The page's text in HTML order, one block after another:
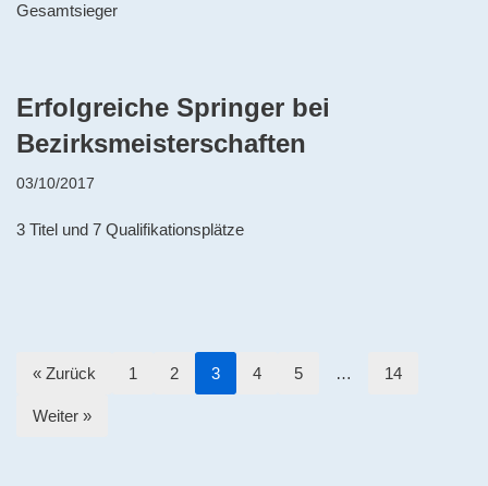
Gesamtsieger
Erfolgreiche Springer bei
Bezirksmeisterschaften
03/10/2017
3 Titel und 7 Qualifikationsplätze
« Zurück 1 2 3 4 5 … 14
Weiter »